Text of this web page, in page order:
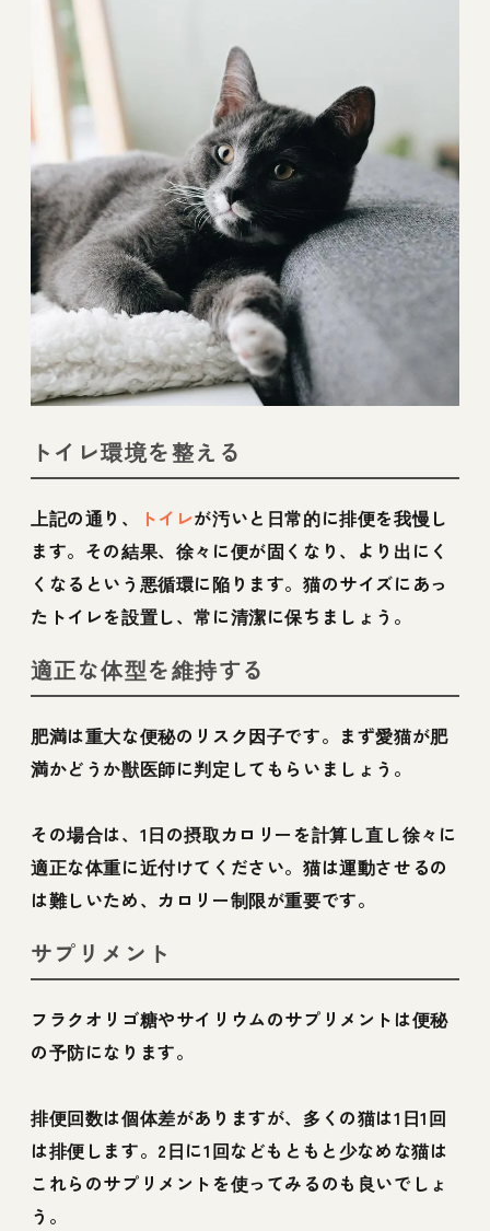
トイレ環境を整える
上記の通り、 トイレが汚いと日常的に排便を我慢し
ます。その結果、徐々に便が固くなり、より出にく
くなるという悪循環に陥ります。猫のサイズにあっ
たトイレを設置し、常に清潔に保ちましょう。
適正な体型を維持する
肥満は重大な便秘のリスク因子です。まず愛猫が肥
満かどうか獣医師に判定してもらいましょう。
その場合は、1日の摂取カロリーを計算し直し徐々に
適正な体重に近付けてください。猫は運動させるの
は難しいため、カロリー制限が重要です。
サプリメント
フラクオリゴ糖やサイリウムのサプリメントは便秘
の予防になります。
排便回数は個体差がありますが、多くの猫は1日1回
は排便します。2日に1回などもともと少なめな猫は
これらのサプリメントを使ってみるのも良いでしょ
う。